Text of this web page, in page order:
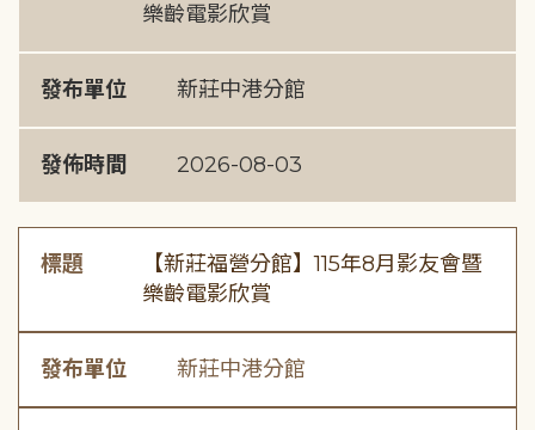
樂齡電影欣賞
發布單位 新莊中港分館
發佈時間 2026-08-03
標題
【新莊福營分館】115年8月影友會暨
樂齡電影欣賞
發布單位 新莊中港分館